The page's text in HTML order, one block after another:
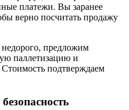
платежи. Вы заранее
верно посчитать продажу
недорого, предложим
паллетизацию и
подтверждаем